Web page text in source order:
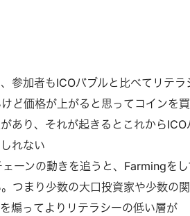
参加者もICOバブルと比べてリテラ
ど価格が上がると思ってコインを買
あり、それが起きるとこれからICO
れない
ーンの動きを追うと、Farmingをし
つまり少数の大口投資家や少数の
煽ってよりリテラシーの低い層が